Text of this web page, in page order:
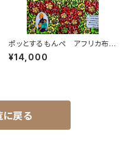
ポッとするもんぺ アフリカ布
No.241
¥14,000
戻る